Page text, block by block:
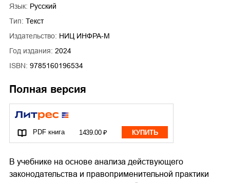
Язык: Русский
Тип: Текст
Издательство: НИЦ ИНФРА-М
Год издания: 2024
ISBN: 9785160196534
Полная версия
PDF книга 1439.00 ₽ КУПИТЬ
В учебнике на основе анализа действующего
законодательства и правоприменительной практики